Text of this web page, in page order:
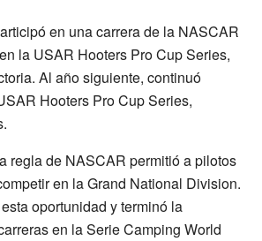
en una carrera de la NASCAR
la USAR Hooters Pro Cup Series,
Al año siguiente, continuó
Hooters Pro Cup Series,
regla de NASCAR permitió a pilotos
en la Grand National Division.
oportunidad y terminó la
en la Serie Camping World